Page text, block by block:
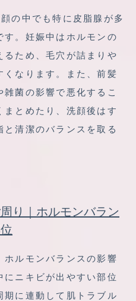
の中でも特に皮脂腺が多
す。妊娠中はホルモンの
ため、毛穴が詰まりや
なります。また、前髪
菌の影響で悪化するこ
まとめたり、洗顔後はす
と清潔のバランスを取る
り｜ホルモンバラン
ホルモンバランスの影響
にニキビが出やすい部位
に連動して肌トラブル